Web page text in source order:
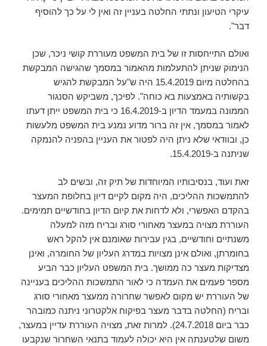
עיקרי הטיעון ונתתי החלטה בעניין זה ואין לי על כך להוסיף
דבר".
ואולם התייחסות זו של בית המשפט מעוררת קושי ניכר, שכן
הנימוק שניתן להתעלמות מהאמור במסמך שהגישה המבקשת
בהחלטה מיום 15.4.2019 היה ש"על המבקשת להגיש
בקשותיה באמצעות בא כוחה". לפיכך, משביקש הסנגור
הממונה במעמד הדיון ב-16.4.2019 כי בית המשפט ייתן דעתו
לאמור במסמך, אין זה ברור מדוע נמנע בית המשפט מלעשות
כן, ובוודאי שלא ניתן היה לפטור את העניין בהפניה להנמקה
שניתנה ב-15.4.2019.
זאת ועוד, בנסיבותיו המיוחדות של תיק זה, ובשים לב
להתמשכות ההליכים, היה מקום לקיים דיון בחלופת המעצר
בהקדם האפשרי, ולא לדחות את קיום הדיון בחודשיים תמימים.
העוררת מצויה במעצר מאחורי סורג ובריח מזה למעלה
משנתיים וחודשיים, בגין עבירות שאומנם אין להקל ראש
בחומרתן, ואולם אינן מצויות במדרג העליון של החומרה, ואינן
מצדיקות מעצר כה ממושך. בית המשפט העליון כבר הביע
מספר פעמים את העמדה כי לאור התמשכות ההליכים בעניינה
של העוררת יש מקום לאפשר שחרורה ממעצר מאחורי סורג
ובריח (החלטה בדבר מעצר בפיקוח אלקטרוני ניתנה כמובהר
כבר ביום 24.7.2018). למרות זאת, מצויה העוררת עדיין במעצר,
משום שלטענתה אין היא יכולה לעמוד בתנאי השחרור שנקבעו